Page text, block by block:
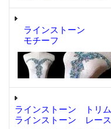
ラインストーン
モチーフ
ラインストーン トリム
ラインストーン レース